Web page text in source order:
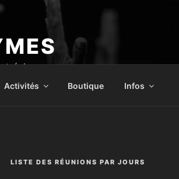
Activités Boutique Infos
LISTE DES RÉUNIONS PAR JOURS